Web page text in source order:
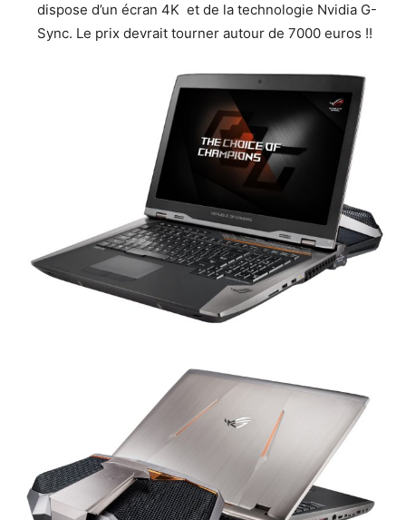
dispose d’un écran 4K et de la technologie Nvidia G-
Sync. Le prix devrait tourner autour de 7000 euros !!